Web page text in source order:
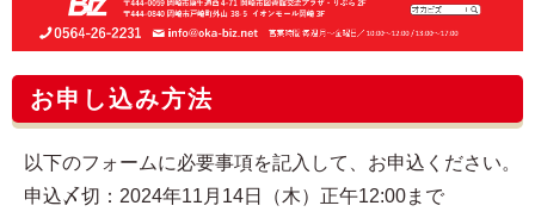
お申し込み方法
以下のフォームに必要事項を記入して、お申込ください。
申込〆切：2024年11月14日（木）正午12:00まで